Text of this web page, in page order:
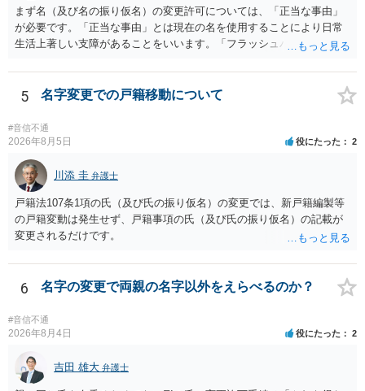
ます。
まず名（及び名の振り仮名）の変更許可については、「正当な事由」
が必要です。「正当な事由」とは現在の名を使用することにより日常
生活上著しい支障があることをいいます。「フラッシュバック」とい
きわめて重要になりますので、医師の診断書の記載が重要です（医学
的裏付けがない場合、もっぱら主観的な主張であるとして変更が許可
原因となった事実と、当該症状が医学的に裏付けられること、そして
その発生原因及び症状が現在の名を使用していることに関連している
こと、といった説明がなされているのが望ましい（むしろ必要）でし
ょう。 ただし、もし上記の理由の主張が難しい場合でも、一定期間通
称名を使用して、その後にいわゆる永年使用を理由とする許可申立て
を選択すれば、比較的緩やかに認められます。 氏の変更については、
本件では、(1)子の氏の変更許可（民法791条1項）と、(2)戸籍法107条1
項の氏の変更許可の2種類が考えられます。 (1)については、ご両親が
父の氏を称したいというケースが多い）。法律上は特に明文の要件が
変更許可の場合、あなたは現在の戸籍からもう一方の親への戸籍に入
籍する（戻る）という戸籍変動になるため、成人した子からの変更許
可申立てにおいては、入籍先である親（及びそこに同籍している配偶
者や15歳以上の子）の同意があるかどうかが重視されるケースが多い
です。 (2)については、「やむを得ない事由」が必要とされます。これ
5 名字変更での戸籍移動について
#音信不通
2026年8月5日 役にたった 2
川添 圭 弁護士
戸籍法107条1項の氏（及び氏の振り仮名）の変更では、新戸籍編製等
の戸籍変動は発生せず、戸籍事項の氏（及び氏の振り仮名）の記載が
変更されるだけです。
6 名字の変更で両親の名字以外をえらべるのか？
#音信不通
2026年8月4日 役にたった 2
吉田 雄大 弁護士